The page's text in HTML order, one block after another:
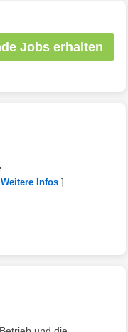
Jobs erhalten
Weitere Infos ]